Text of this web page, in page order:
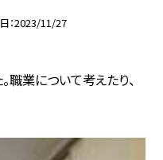
2023/11/27
職業について考えたり、